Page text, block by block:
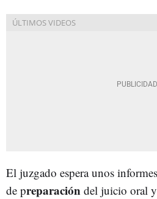
El juzgado espera unos
de preparación del juicio oral